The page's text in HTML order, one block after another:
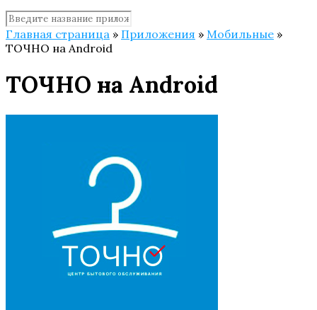
Главная страница » Приложения » Мобильные »
ТОЧНО на Android
ТОЧНО на Android